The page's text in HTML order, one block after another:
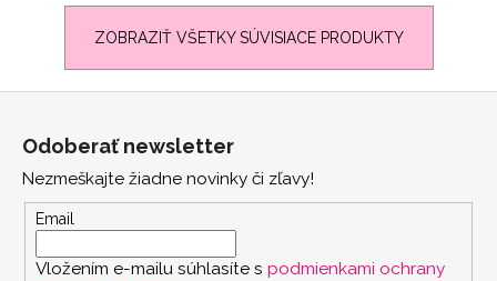
ZOBRAZIŤ VŠETKY SÚVISIACE PRODUKTY
Odoberať newsletter
Nezmeškajte žiadne novinky či zľavy!
Email
Vložením e-mailu súhlasíte s podmienkami ochrany